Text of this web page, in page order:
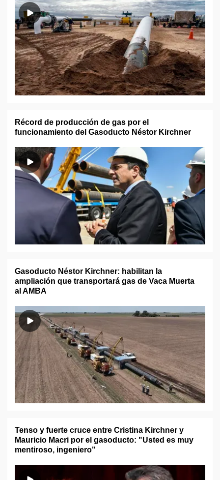
Récord de producción de gas por el
funcionamiento del Gasoducto Néstor Kirchner
Gasoducto Néstor Kirchner: habilitan la
ampliación que transportará gas de Vaca Muerta
al AMBA
Tenso y fuerte cruce entre Cristina Kirchner y
Mauricio Macri por el gasoducto: "Usted es muy
mentiroso, ingeniero"